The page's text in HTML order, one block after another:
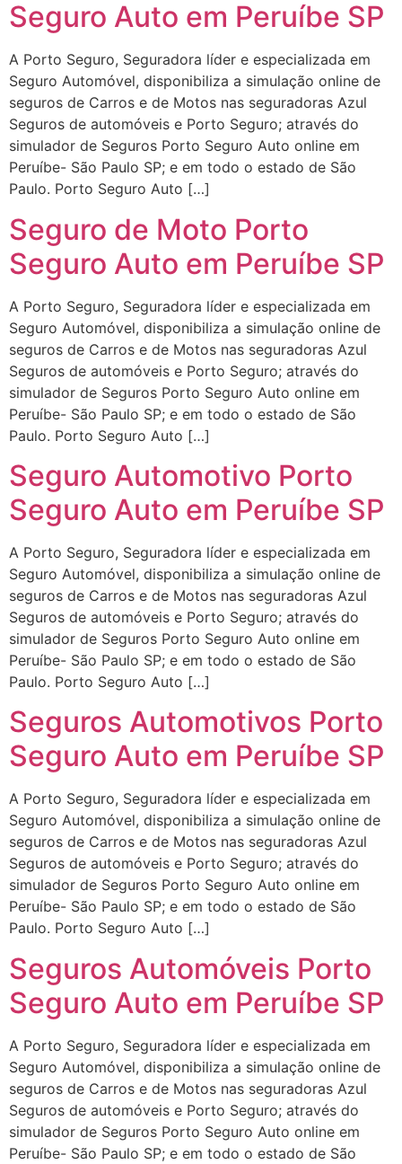
Seguro Auto em Peruíbe SP
A Porto Seguro, Seguradora líder e especializada em
Seguro Automóvel, disponibiliza a simulação online de
seguros de Carros e de Motos nas seguradoras Azul
Seguros de automóveis e Porto Seguro; através do
simulador de Seguros Porto Seguro Auto online em
Peruíbe- São Paulo SP; e em todo o estado de São
Paulo. Porto Seguro Auto […]
Seguro de Moto Porto
Seguro Auto em Peruíbe SP
A Porto Seguro, Seguradora líder e especializada em
Seguro Automóvel, disponibiliza a simulação online de
seguros de Carros e de Motos nas seguradoras Azul
Seguros de automóveis e Porto Seguro; através do
simulador de Seguros Porto Seguro Auto online em
Peruíbe- São Paulo SP; e em todo o estado de São
Paulo. Porto Seguro Auto […]
Seguro Automotivo Porto
Seguro Auto em Peruíbe SP
A Porto Seguro, Seguradora líder e especializada em
Seguro Automóvel, disponibiliza a simulação online de
seguros de Carros e de Motos nas seguradoras Azul
Seguros de automóveis e Porto Seguro; através do
simulador de Seguros Porto Seguro Auto online em
Peruíbe- São Paulo SP; e em todo o estado de São
Paulo. Porto Seguro Auto […]
Seguros Automotivos Porto
Seguro Auto em Peruíbe SP
A Porto Seguro, Seguradora líder e especializada em
Seguro Automóvel, disponibiliza a simulação online de
seguros de Carros e de Motos nas seguradoras Azul
Seguros de automóveis e Porto Seguro; através do
simulador de Seguros Porto Seguro Auto online em
Peruíbe- São Paulo SP; e em todo o estado de São
Paulo. Porto Seguro Auto […]
Seguros Automóveis Porto
Seguro Auto em Peruíbe SP
A Porto Seguro, Seguradora líder e especializada em
Seguro Automóvel, disponibiliza a simulação online de
seguros de Carros e de Motos nas seguradoras Azul
Seguros de automóveis e Porto Seguro; através do
simulador de Seguros Porto Seguro Auto online em
Peruíbe- São Paulo SP; e em todo o estado de São